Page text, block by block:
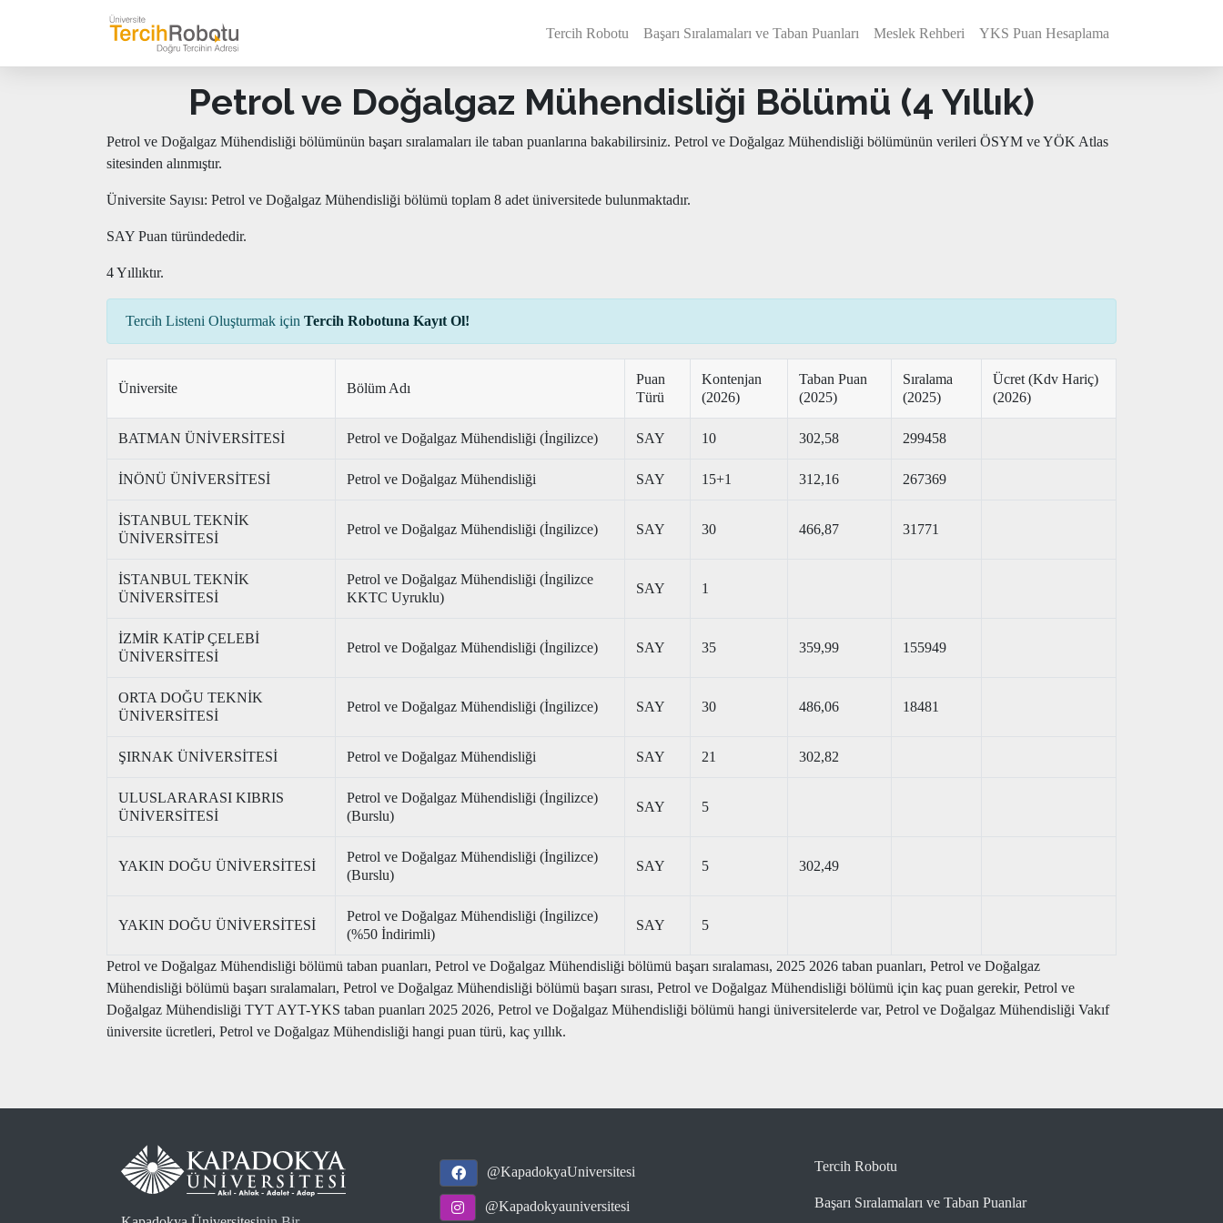
Tercih Robotu Başarı Sıralamaları ve Taban Puanları Meslek Rehberi YKS Puan Hesaplama
Petrol ve Doğalgaz Mühendisliği Bölümü (4 Yıllık)
Petrol ve Doğalgaz Mühendisliği bölümünün başarı sıralamaları ile taban puanlarına bakabilirsiniz. Petrol ve Doğalgaz Mühendisliği bölümünün verileri ÖSYM ve YÖK Atlas
sitesinden alınmıştır.
Üniversite Sayısı: Petrol ve Doğalgaz Mühendisliği bölümü toplam 8 adet üniversitede bulunmaktadır.
SAY Puan türündededir.
4 Yıllıktır.
Tercih Listeni Oluşturmak için Tercih Robotuna Kayıt Ol!
Üniversite Bölüm Adı
Puan
Türü
Kontenjan
(2026)
Taban Puan
(2025)
Sıralama
(2025)
Ücret (Kdv Hariç)
(2026)
BATMAN ÜNİVERSİTESİ Petrol ve Doğalgaz Mühendisliği (İngilizce) SAY 10 302,58 299458
İNÖNÜ ÜNİVERSİTESİ Petrol ve Doğalgaz Mühendisliği SAY 15+1 312,16 267369
İSTANBUL TEKNİK
ÜNİVERSİTESİ
Petrol ve Doğalgaz Mühendisliği (İngilizce) SAY 30 466,87 31771
İSTANBUL TEKNİK
ÜNİVERSİTESİ
Petrol ve Doğalgaz Mühendisliği (İngilizce
KKTC Uyruklu)
SAY 1
İZMİR KATİP ÇELEBİ
ÜNİVERSİTESİ
Petrol ve Doğalgaz Mühendisliği (İngilizce) SAY 35 359,99 155949
ORTA DOĞU TEKNİK
ÜNİVERSİTESİ
Petrol ve Doğalgaz Mühendisliği (İngilizce) SAY 30 486,06 18481
ŞIRNAK ÜNİVERSİTESİ Petrol ve Doğalgaz Mühendisliği SAY 21 302,82
ULUSLARARASI KIBRIS
ÜNİVERSİTESİ
Petrol ve Doğalgaz Mühendisliği (İngilizce)
(Burslu)
SAY 5
YAKIN DOĞU ÜNİVERSİTESİ
Petrol ve Doğalgaz Mühendisliği (İngilizce)
(Burslu)
SAY 5 302,49
YAKIN DOĞU ÜNİVERSİTESİ
Petrol ve Doğalgaz Mühendisliği (İngilizce)
(%50 İndirimli)
SAY 5
Petrol ve Doğalgaz Mühendisliği bölümü taban puanları, Petrol ve Doğalgaz Mühendisliği bölümü başarı sıralaması, 2025 2026 taban puanları, Petrol ve Doğalgaz
Mühendisliği bölümü başarı sıralamaları, Petrol ve Doğalgaz Mühendisliği bölümü başarı sırası, Petrol ve Doğalgaz Mühendisliği bölümü için kaç puan gerekir, Petrol ve
Doğalgaz Mühendisliği TYT AYT-YKS taban puanları 2025 2026, Petrol ve Doğalgaz Mühendisliği bölümü hangi üniversitelerde var, Petrol ve Doğalgaz Mühendisliği Vakıf
üniversite ücretleri, Petrol ve Doğalgaz Mühendisliği hangi puan türü, kaç yıllık.
@KapadokyaUniversitesi
@Kapadokyauniversitesi
Tercih Robotu
Başarı Sıralamaları ve Taban Puanlar